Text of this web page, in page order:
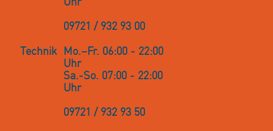
Mehrere Computer oder Endgeräte per LAN-Kabel
anschließen?
Telefon an die Fritz!Box an?
Warum sollte ich auf meinen Router/Fritz!Box ein
Update einspielen?
Uhr
09721 / 932 93 00
Technik
Mo.–Fr. 06:00 - 22:00
Uhr
Sa.-So. 07:00 - 22:00
Uhr
09721 / 932 93 50